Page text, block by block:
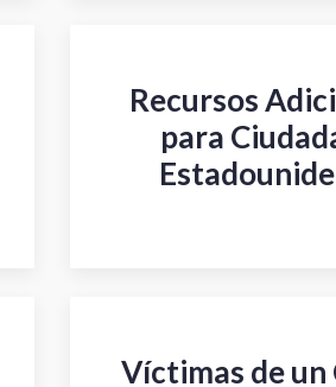
Recursos
para
Víctimas de un